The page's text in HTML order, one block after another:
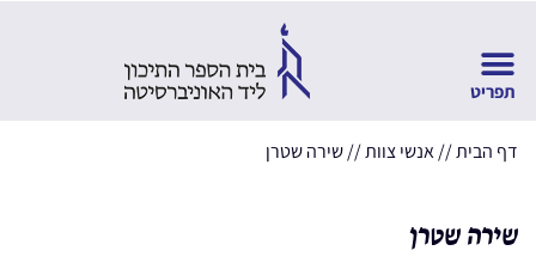
דף הבית//אנשי צוות//שירה שטרן
שירה שטרן